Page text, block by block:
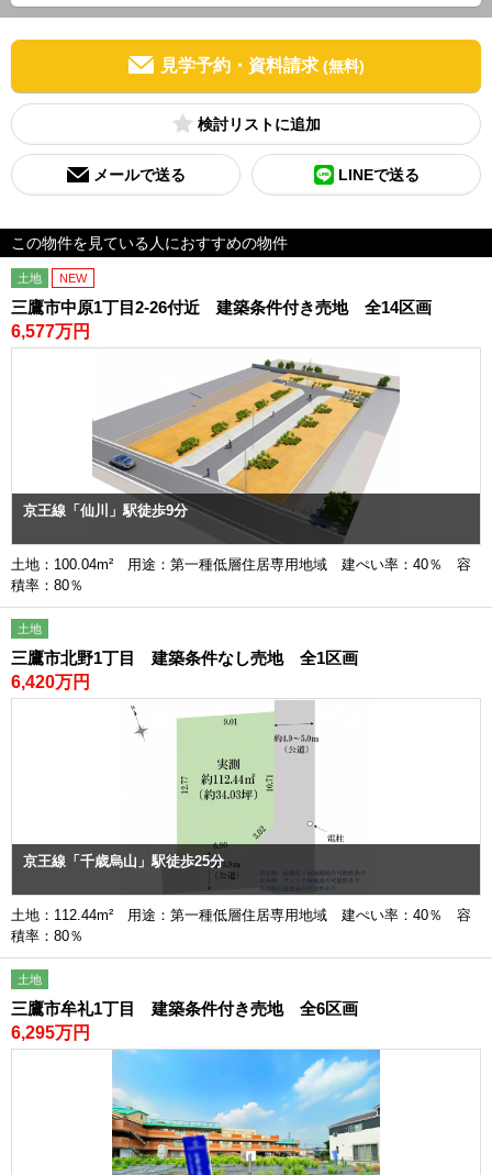
見学予約・資料請求 (無料)
検討リスト
メールで送る LINEで送る
この物件を見ている人におすすめの物件
土地 NEW
三鷹市中原1丁目2-26付近 建築条件付き売地 全14区画
6,577万円
京王線「仙川」駅徒歩9分
土地：100.04m² 用途：第一種低層住居専用地域 建ぺい率：40％ 容
積率：80％
土地
三鷹市北野1丁目 建築条件なし売地 全1区画
6,420万円
京王線「千歳烏山」駅徒歩25分
土地：112.44m² 用途：第一種低層住居専用地域 建ぺい率：40％ 容
積率：80％
土地
三鷹市牟礼1丁目 建築条件付き売地 全6区画
6,295万円